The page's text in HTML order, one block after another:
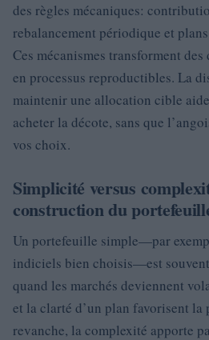
des règles mécaniques:
rebalancement périodique et
Ces mécanismes transforment
en processus reproductibles. La
maintenir une allocation cible
acheter la décote, sans que
vos choix.
Simplicité versus
construction du
Un portefeuille simple—par
indiciels bien choisis—est
quand les marchés deviennent
et la clarté d’un plan favorisent la
revanche, la complexité apporte